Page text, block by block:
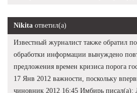
Nikita ответил(а)
Известный журналист также обратил
обработки информации вынуждено
предложения времен кризиса порога
17 Янв 2012 важности, поскольку
чиновник 2012 16:45 Имбирь писал(а):